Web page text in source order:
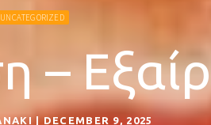
UNCATEGORIZED
–
| DECEMBER 9, 2025